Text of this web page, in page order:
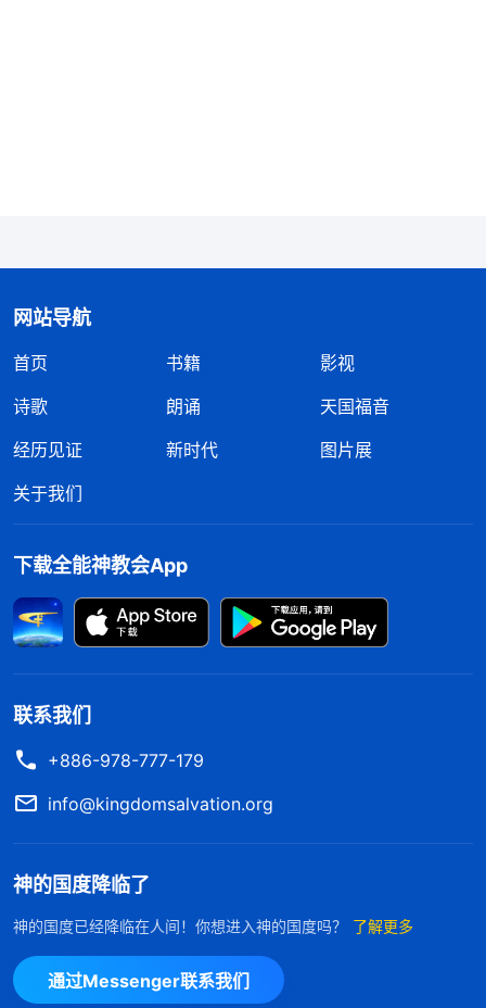
仰，根本不是真实的信神。”《话・卷一 神的显现与作
工・被成全的人都得经受熬炼》
顺利的时候，我信神很有劲，对神充满信心，一点也
不疑惑，甚至立下心志愿意一生跟随神、顺服神、满
足神。可当病痛临到时，我对神的信心一下子就消失
了，活在消极软弱中，甚至对神满了误解、埋怨。现
神的观点不对，我只想从神得恩典、祝福，认为我信
神了神就得看顾、保守我，让我身体健康、事事顺
利。正是因着这个错谬的信神观点，致使我临到病痛
时，立刻就对神产生了埋怨、误解，甚至都产生了背
就是不信派。我又想到了约伯一夜之间失去了万贯家
产和所有儿女，后来自己还浑身长疮，但他却能说
出：“赏赐的是
耶和华
，收取的也是耶和华；耶和华
为神站住了见证，让撒但彻底蒙羞。神称许约伯的信
向他显现，与他说话，还加倍地祝福他。可我临到疾
病时，从我的流露和表现中看到自己信神纯粹是为了
得恩典、祝福，求饼得饱，这实在太伤神心了！认识
网站导航
首页 书籍
影视
诗歌
朗诵
天国福音
经历见证
新时代
图片展
关于我们
下载全能神教会App
联系我们
+886-978-777-179
info@kingdomsalvation.org
神的国度降临了
神的国度已经降临在人间！你想进入神的国度吗？ 了解更多
通过Messenger联系我们